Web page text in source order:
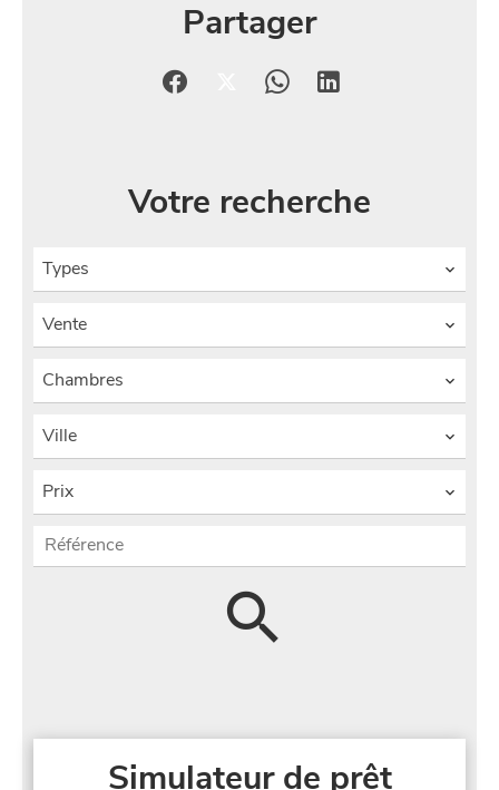
Partager
Votre recherche
Types
Vente
Chambres
Ville
Prix
Simulateur de prêt